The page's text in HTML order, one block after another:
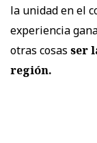
la unidad en el
experiencia
otras cosas ser
región.